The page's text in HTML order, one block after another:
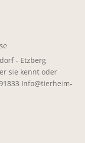
- Etzberg
sie kennt oder
Info@tierheim-